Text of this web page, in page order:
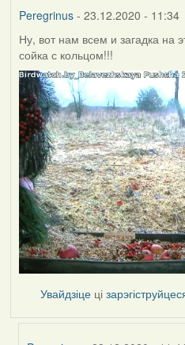
Peregrinus- 23.12.2020 - 11:34
Ну, вот нам всем и загадка на
сойка с кольцом!!!
Увайдзіце ці